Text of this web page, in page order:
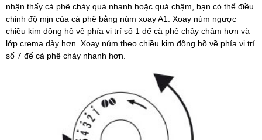
nhận thấy cà phê chảy quá nhanh hoặc quá chậm, bạn có thể điều
chỉnh độ mịn của cà phê bằng núm xoay A1. Xoay núm ngược
chiều kim đồng hồ về phía vị trí số 1 để cà phê chảy chậm hơn và
lớp crema dày hơn. Xoay núm theo chiều kim đồng hồ về phía vị trí
số 7 để cà phê chảy nhanh hơn.